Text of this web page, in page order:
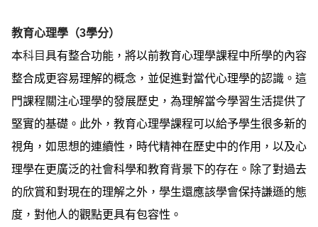
教育心理學（3學分）
本科目具有整合功能，將以前教育心理學課程中所學的內容
整合成更容易理解的概念，並促進對當代心理學的認識。這
門課程關注心理學的發展歷史，為理解當今學習生活提供了
堅實的基礎。此外，教育心理學課程可以給予學生很多新的
視角，如思想的連續性，時代精神在歷史中的作用，以及心
理學在更廣泛的社會科學和教育背景下的存在。除了對過去
的欣賞和對現在的理解之外，學生還應該學會保持謙遜的態
度，對他人的觀點更具有包容性。